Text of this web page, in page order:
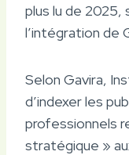
plus lu de
l’intégration de
Selon Gavira,
d’indexer les
professionnels
stratégique »